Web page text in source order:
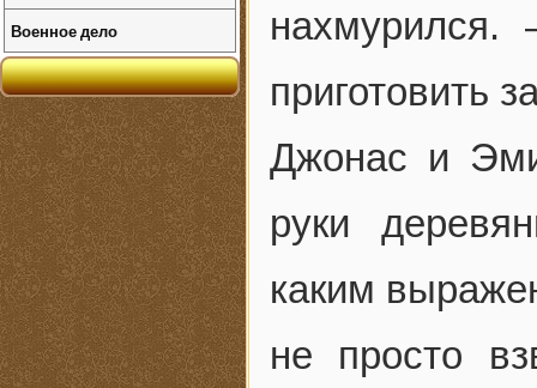
приготовить
Джонас и
руки
каким
не просто
Военное дело